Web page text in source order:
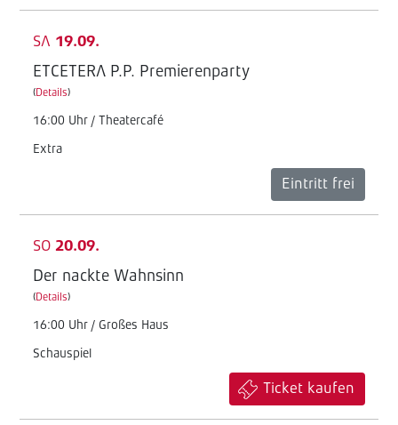
SA 19.09.
ETCETERA P.P. Premierenparty
(Details)
16:00 Uhr / Theatercafé
Extra
Eintritt frei
SO 20.09.
Der nackte Wahnsinn
(Details)
16:00 Uhr / Großes Haus
Schauspiel
Ticket kaufen